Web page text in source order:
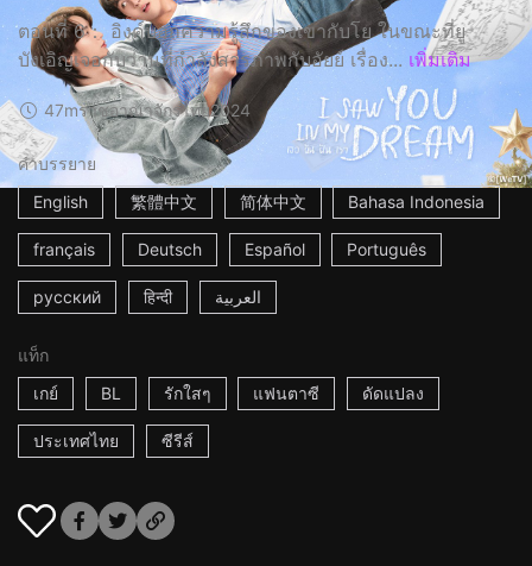
ตอนที่ 6： อิงค์บอกความรู้สึกของเขากับโย ในขณะที่ยู
บังเอิญเจอกับว่านที่กำลังสารภาพกับอัยย์ เรื่อง... เพิ่มเติม
47mราชอาณาจักรไทย2024
คำบรรยาย
English
繁體中文 简体中文 Bahasa Indonesia
français Deutsch Español Português
русский हिन्दी العربية
แท็ก
เกย์
BL รักใสๆ แฟนตาซี ดัดแปลง
ประเทศไทย ซีรีส์